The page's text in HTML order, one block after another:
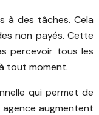
à des tâches. Cela
non payés. Cette
percevoir tous les
tout moment.
qui permet de
augmentent